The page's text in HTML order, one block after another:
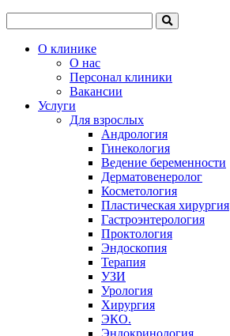
О клинике
О нас
Персонал клиники
Вакансии
Услуги
Для взрослых
Андрология
Гинекология
Ведение беременности
Дерматовенеролог
Косметология
Пластическая хирургия
Гастроэнтерология
Проктология
Эндоскопия
Терапия
УЗИ
Урология
Хирургия
ЭКО.
Эндокринология